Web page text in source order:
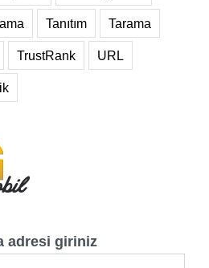
Tanıtım Tarama
TrustRank URL
adresi giriniz